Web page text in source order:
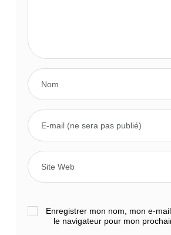
Enregistrer mon nom, mon e-
le navigateur pour mon